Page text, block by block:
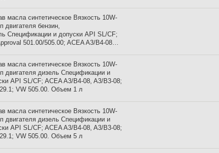
масла синтетическое Вязкость 10W-
двигателя бензин,
Спецификации и допуски API SL/CF;
501.00/505.00; ACEA A3/B4-08…
масла синтетическое Вязкость 10W-
двигателя дизель Спецификации и
API SL/CF; ACEA A3/B4-08, A3/B3-08;
VW 505.00. Объем 1 л
масла синтетическое Вязкость 10W-
двигателя дизель Спецификации и
API SL/CF; ACEA A3/B4-08, A3/B3-08;
VW 505.00. Объем 5 л